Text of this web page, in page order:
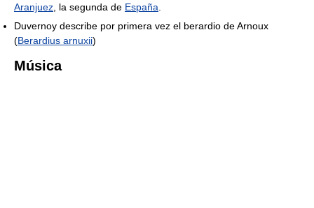
Aranjuez , la segunda de España
Duvernoy describe por primera vez el berardio de Arnoux
(Berardius arnuxii)
Música